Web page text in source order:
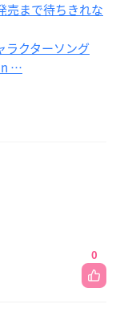
売まで待ちきれな
ラクターソング
…
0